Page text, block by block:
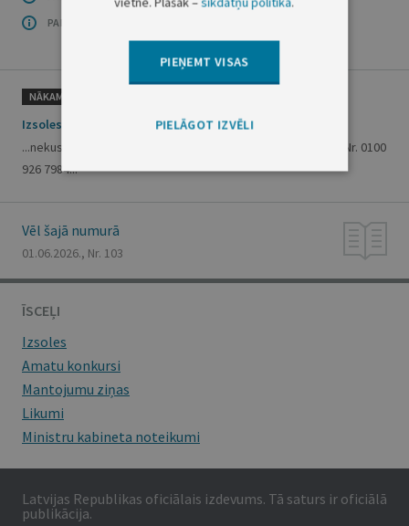
PAR ŠO GRUPU
NĀKAMAIS
Izsoles
...nekustamo īpašumu Raņķa dambī 30-1802, Rīgā, kadastra Nr. 0100
926 7984...
Vēl šajā numurā
01.06.2026., Nr. 103
ĪSCEĻI
Izsoles
Amatu konkursi
Mantojumu ziņas
Likumi
Ministru kabineta noteikumi
Latvijas Republikas oficiālais izdevums. Tā saturs ir oficiālā
publikācija.
PIEŅEMT VISAS
PIELĀGOT IZVĒLI